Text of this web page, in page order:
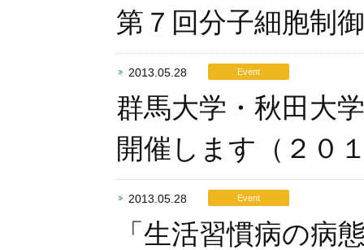
第７回分子細胞制
2013.05.28 Event
群馬大学・秋田大
開催します（２０
2013.05.28 Event
「生活習慣病の病